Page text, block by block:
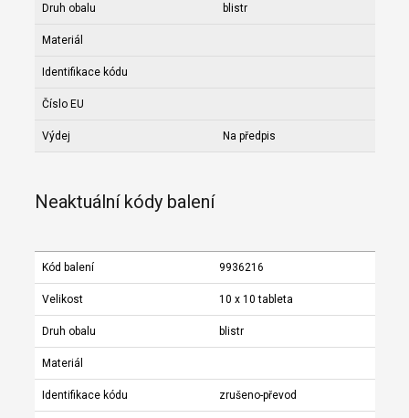
Druh obalu blistr
Materiál
Identifikace kódu
Číslo EU
Výdej Na předpis
Neaktuální kódy balení
Kód balení 9936216
Velikost 10 x 10 tableta
Druh obalu blistr
Materiál
Identifikace kódu zrušeno-převod